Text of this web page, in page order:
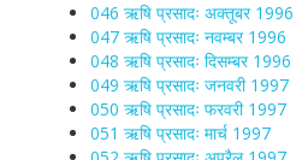
046 ऋषि प्रसादः अक्तूबर 1996
047 ऋषि प्रसादः नवम्बर 1996
048 ऋषि प्रसादः दिसम्बर 1996
049 ऋषि प्रसादः जनवरी 1997
050 ऋषि प्रसादः फरवरी 1997
051 ऋषि प्रसादः मार्च 1997